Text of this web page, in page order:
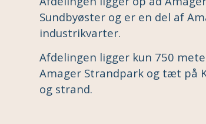
Sundbyøster og er en del af
industrikvarter.
Afdelingen ligger kun 750
Amager Strandpark og tæt på
og strand.